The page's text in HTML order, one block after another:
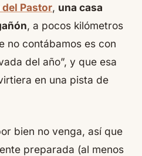
del Pastor, una casa
, a pocos kilómetros
no contábamos es con
del año”, y que esa
en una pista de
bien no venga, así que
preparada (al menos